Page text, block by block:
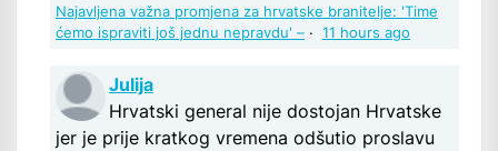
Najavljena važna promjena za hrvatske branitelje: 'Time
ćemo ispraviti još jednu nepravdu' – · 11 hours ago
Julija
Hrvatski general nije dostojan Hrvatske
jer je prije kratkog vremena odšutio proslavu